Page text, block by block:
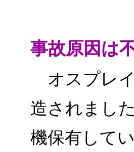
事故原因は
オスプレ
造されまし
機保有して